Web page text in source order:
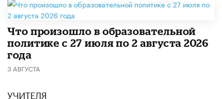
​Что произошло в образовательной
политике с 27 июля по 2 августа 2026
года
3 АВГУСТА
УЧИТЕЛЯ